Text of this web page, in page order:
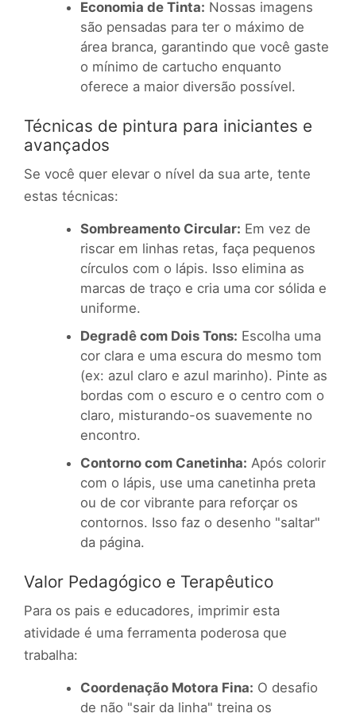
Economia de Tinta: Nossas imagens
são pensadas para ter o máximo de
área branca, garantindo que você gaste
o mínimo de cartucho enquanto
oferece a maior diversão possível.
Técnicas de pintura para iniciantes e
avançados
Se você quer elevar o nível da sua arte, tente
estas técnicas:
Sombreamento Circular: Em vez de
riscar em linhas retas, faça pequenos
círculos com o lápis. Isso elimina as
marcas de traço e cria uma cor sólida e
uniforme.
Degradê com Dois Tons: Escolha uma
cor clara e uma escura do mesmo tom
(ex: azul claro e azul marinho). Pinte as
bordas com o escuro e o centro com o
claro, misturando-os suavemente no
encontro.
Contorno com Canetinha: Após colorir
com o lápis, use uma canetinha preta
ou de cor vibrante para reforçar os
contornos. Isso faz o desenho "saltar"
da página.
Valor Pedagógico e Terapêutico
Para os pais e educadores, imprimir esta
atividade é uma ferramenta poderosa que
trabalha:
Coordenação Motora Fina: O desafio
de não "sair da linha" treina os